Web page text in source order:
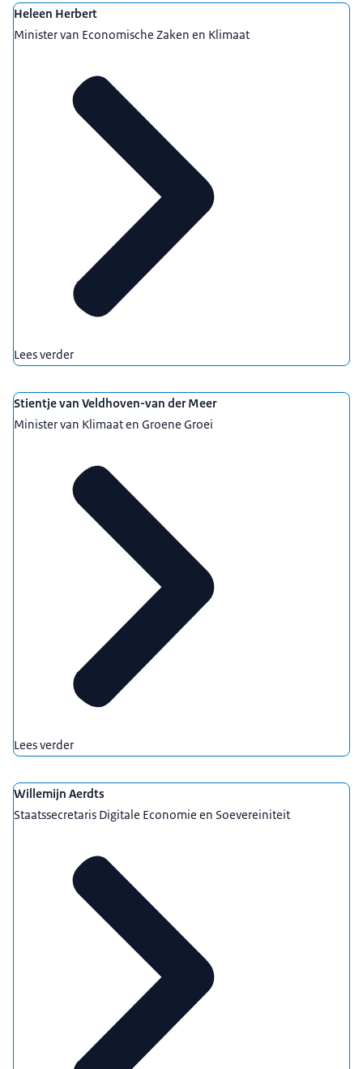
Heleen Herbert
Minister van Economische Zaken en Klimaat
Lees verder
Stientje van Veldhoven-van der Meer
Minister van Klimaat en Groene Groei
Lees verder
Willemijn Aerdts
Staatssecretaris Digitale Economie en Soevereiniteit